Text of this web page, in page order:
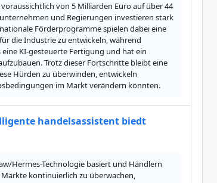
von 5 Milliarden Euro auf über 44
und Regierungen investieren stark
Förderprogramme spielen dabei eine
die Industrie zu entwickeln, während
KI-gesteuerte Fertigung und hat ein
Trotz dieser Fortschritte bleibt eine
Hürden zu überwinden, entwickeln
im Markt verändern könnten.
handelsassistent biedt
Hermes-Technologie basiert und Händlern
kontinuierlich zu überwachen,